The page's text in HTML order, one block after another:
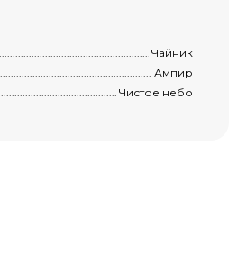
Чайник
Ампир
Чистое небо